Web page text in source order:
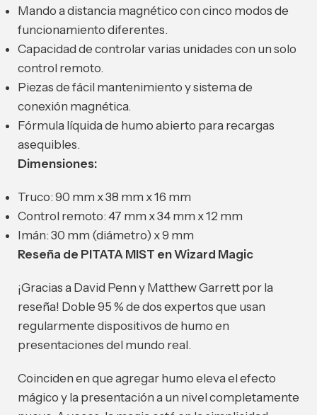
Mando a distancia magnético con cinco modos de
funcionamiento diferentes.
Capacidad de controlar varias unidades con un solo
control remoto.
Piezas de fácil mantenimiento y sistema de
conexión magnética.
Fórmula líquida de humo abierto para recargas
asequibles.
Dimensiones:
Truco: 90 mm x 38 mm x 16 mm
Control remoto: 47 mm x 34 mm x 12 mm
Imán: 30 mm (diámetro) x 9 mm
Reseña de PITATA MIST en Wizard Magic
¡Gracias a David Penn y Matthew Garrett por la
reseña! Doble 95 % de dos expertos que usan
regularmente dispositivos de humo en
presentaciones del mundo real.
Coinciden en que agregar humo eleva el efecto
mágico y la presentación a un nivel completamente